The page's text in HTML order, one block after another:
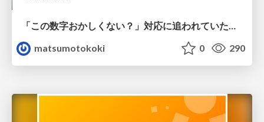
「この数字おかしくない？」対応に追われていたのに、 Claude Codeで設計改善まで着手できた話
matsumotokoki
0 290